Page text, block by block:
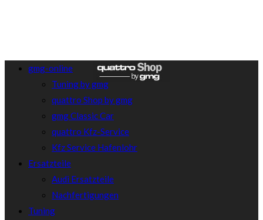
gmg-online
Tuning by gmg
quattro Shop by gmg
gmg Classic Car
quattro Kfz-Service
Kfz Service Hafenlohr
Ersatzteile
Audi Ersatzteile
Nachfertigungen
Tuning